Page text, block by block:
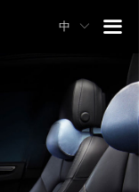
끀
ꀅ
中